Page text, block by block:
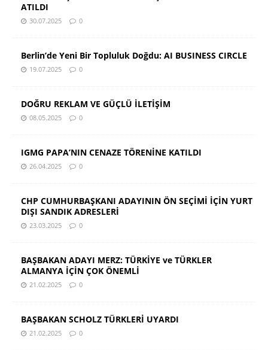
ATILDI
30.07.2025 0
Berlin’de Yeni Bir Topluluk Doğdu: AI BUSINESS CIRCLE
19.07.2025 0
DOĞRU REKLAM VE GÜÇLÜ İLETİŞİM
08.05.2025 0
IGMG PAPA’NIN CENAZE TÖRENİNE KATILDI
26.04.2025 0
CHP CUMHURBAŞKANI ADAYININ ÖN SEÇİMİ İÇİN YURT
DIŞI SANDIK ADRESLERİ
23.03.2025 0
BAŞBAKAN ADAYI MERZ: TÜRKİYE ve TÜRKLER
ALMANYA İÇİN ÇOK ÖNEMLİ
21.02.2025 0
BAŞBAKAN SCHOLZ TÜRKLERİ UYARDI
21.02.2025 0